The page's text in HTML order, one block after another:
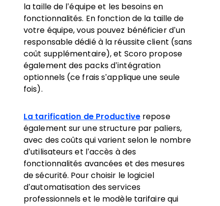
la taille de l’équipe et les besoins en
fonctionnalités. En fonction de la taille de
votre équipe, vous pouvez bénéficier d’un
responsable dédié à la réussite client (sans
coût supplémentaire), et Scoro propose
également des packs d’intégration
optionnels (ce frais s’applique une seule
fois).
La tarification de Productiverepose
également sur une structure par paliers,
avec des coûts qui varient selon le nombre
d’utilisateurs et l’accès à des
fonctionnalités avancées et des mesures
de sécurité. Pour choisir le logiciel
d’automatisation des services
professionnels et le modèle tarifaire qui